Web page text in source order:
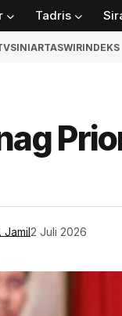
Tadris
SINIARTASWIRINDEKS
Jamil2 Juli 2026